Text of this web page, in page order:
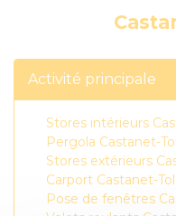
Activité principale
Stores intérieurs
Pergola Castanet-
Stores extérieurs
Carport Castanet-
Pose de fenêtres